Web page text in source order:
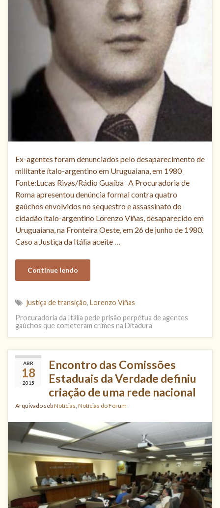
Ex-agentes foram denunciados pelo desaparecimento de
militante ítalo-argentino em Uruguaiana, em 1980
Fonte:Lucas Rivas/Rádio Guaíba A Procuradoria de
Roma apresentou denúncia formal contra quatro
gaúchos envolvidos no sequestro e assassinato do
cidadão ítalo-argentino Lorenzo Viñas, desaparecido em
Uruguaiana, na Fronteira Oeste, em 26 de junho de 1980.
Caso a Justiça da Itália aceite …
Continue lendo
justiça de transição, Lorenzo Viñas
Procuradoria da Itália pede prisão perpétua de agentes
gaúchos que cometeram crimes na Ditadura
ABR
18
2015
Encontro das Comissões
Estaduais da Verdade definiu
criação de uma rede nacional
Arquivado sobNotícias Notícias do Fórum